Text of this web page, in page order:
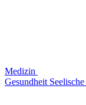
Medizin
Gesundheit